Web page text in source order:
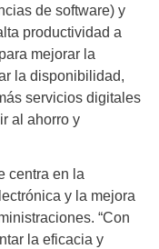
de software) y
productividad a
mejorar la
la disponibilidad,
servicios digitales
al ahorro y
centra en la
y la mejora
“Con
la eficacia y